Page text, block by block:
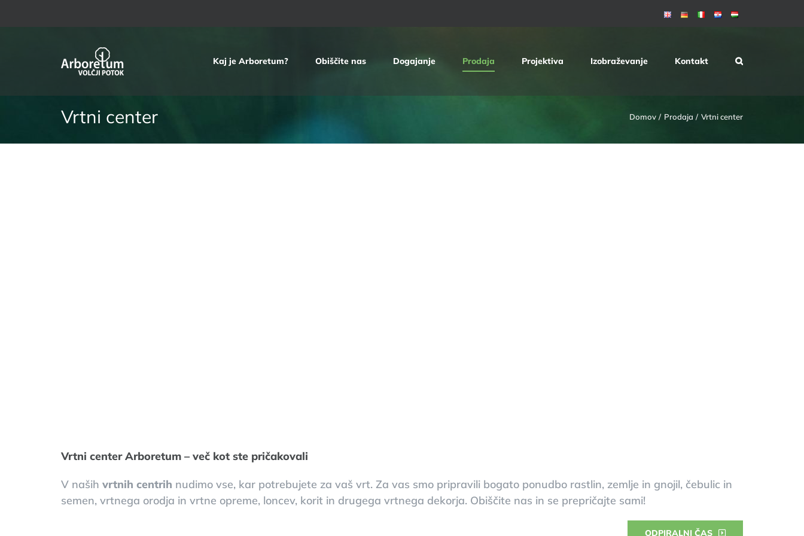
Kaj je Arboretum? Obiščite nas Dogajanje Prodaja Projektiva Izobraževanje Kontakt
Vrtni center Domov Prodaja Vrtni center
Vrtni center Arboretum – več kot ste pričakovali
V naših vrtnih centrih nudimo vse, kar potrebujete za vaš vrt. Za vas smo pripravili bogato ponudbo rastlin, zemlje in gnojil, čebulic in
semen, vrtnega orodja in vrtne opreme, loncev, korit in drugega vrtnega dekorja. Obiščite nas in se prepričajte sami!
ODPIRALNI ČAS